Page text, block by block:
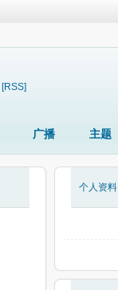
[RSS]
广播 主题
个人资料